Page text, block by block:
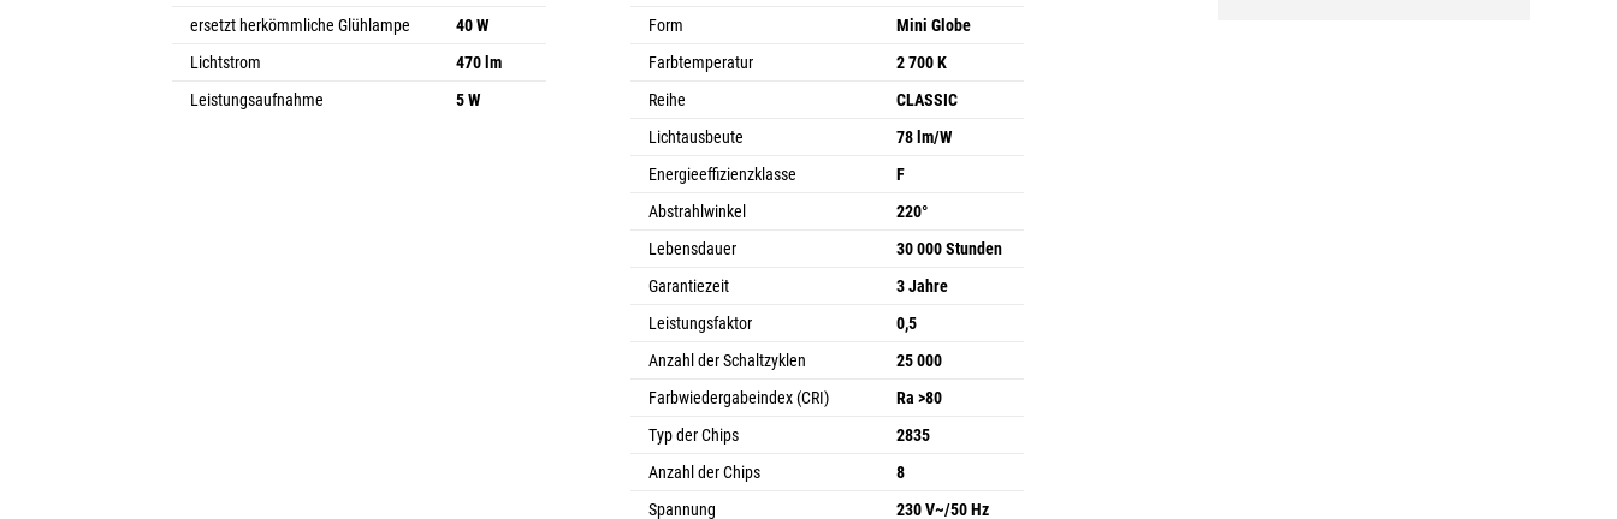
ersetzt herkömmliche Glühlampe
40 W
Lichtstrom
470 lm
Leistungsaufnahme
5 W
Form
Mini Globe
Farbtemperatur
2 700 K
Reihe
CLASSIC
Lichtausbeute
78 lm/W
Energieeffizienzklasse
F
Abstrahlwinkel
220°
Lebensdauer
30 000 Stunden
Garantiezeit
3 Jahre
Leistungsfaktor
0,5
Anzahl der Schaltzyklen
25 000
Farbwiedergabeindex (CRI)
Ra >80
Typ der Chips
2835
Anzahl der Chips
8
Spannung
230 V~/50 Hz